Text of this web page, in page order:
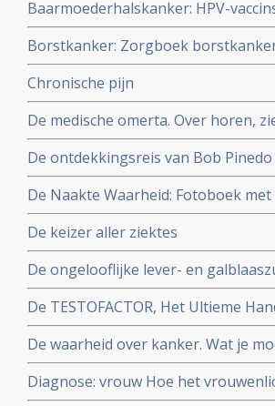
Baarmoederhalskanker: HPV-
Borstkanker: Zorgboek
Chronische pijn
De medische omerta. Over horen,
Reekers, emeritus-hoogleraar in
De ontdekkingsreis van Bob
De Naakte Waarheid: Fotoboek
Auteurs: Alice Bakker & Lilian
De keizer aller ziektes
De ongelooflijke lever- en
gezondheid en welzijn te
De TESTOFACTOR, Het Ultieme
ir. Ralph Moorman
De waarheid over kanker. Wat je
behandeling en de preventie
Diagnose: vrouw Hoe het
Auteurs: WOMEN Inc.